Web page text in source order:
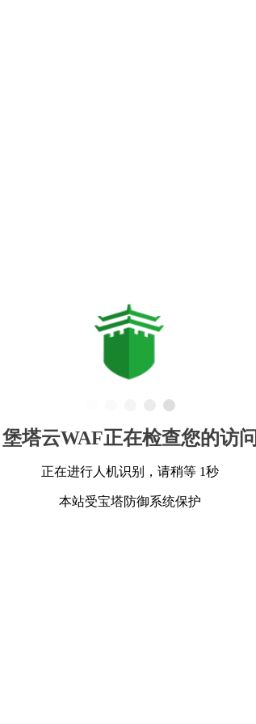
堡塔云WAF正在检查您的访问
正在进行人机识别，请稍等 1秒
本站受宝塔防御系统保护